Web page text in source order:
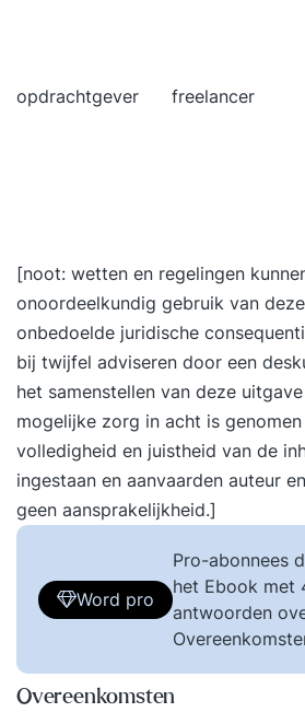
opdrachtgever freelancer
[noot: wetten en regelingen
onoordeelkundig gebruik van
onbedoelde juridische
bij twijfel adviseren door een
het samenstellen van deze
mogelijke zorg in acht is
volledigheid en juistheid van de
ingestaan en aanvaarden auteur
geen aansprakelijkheid.]
Word pro
Pro-abonnees
het Ebook met
antwoorden
Overeenkomsten